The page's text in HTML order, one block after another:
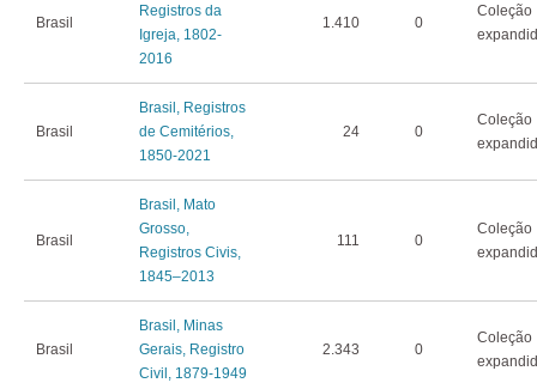
Brasil
Registros da
Igreja, 1802-
2016
1.410 0
Coleção
Brasil
Brasil, Registros
de Cemitérios,
1850-2021
24 0
Coleção
Brasil
Brasil, Mato
Grosso,
Registros Civis,
1845–2013
111 0
Coleção
Brasil
Brasil, Minas
Gerais, Registro
Civil, 1879-1949
2.343 0
Coleção